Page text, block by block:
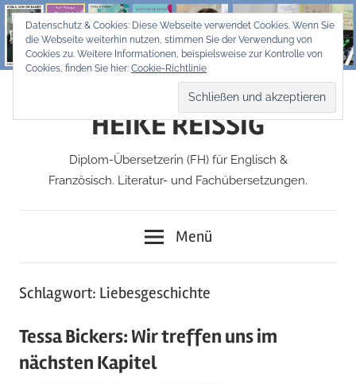
Zum
Inhalt
springen
HEIKE REISSIG
Diplom-Übersetzerin (FH) für Englisch &
Französisch. Literatur- und Fachübersetzungen.
Menü
Schlagwort: Liebesgeschichte
Tessa Bickers: Wir treffen uns im
nächsten Kapitel
Datenschutz & Cookies: Diese Webseite verwendet Cookies. Wenn Sie
die Webseite weiterhin nutzen, stimmen Sie der Verwendung von
Cookies zu. Weitere Informationen, beispielsweise zur Kontrolle von
Cookies, finden Sie hier: Cookie-Richtlinie